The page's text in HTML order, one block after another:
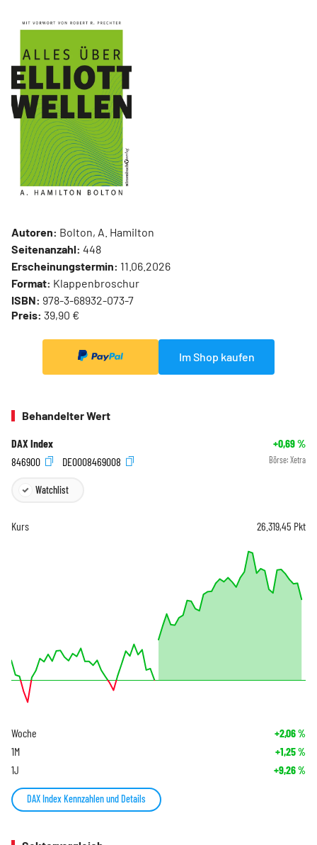
Autoren: Bolton, A. Hamilton
Seitenanzahl: 448
Erscheinungstermin: 11.06.2026
Format: Klappenbroschur
ISBN: 978-3-68932-073-7
Preis: 39,90 €
Im Shop kaufen
Behandelter Wert
DAX Index +0,69%
846900
DE0008469008 Börse: Xetra
Watchlist
Kurs 26.319,45 Pkt
Woche +2,06%
1M +1,25%
1J +9,26%
DAX Index Kennzahlen und Details